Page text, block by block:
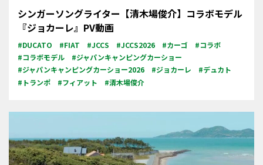
シンガーソングライター【清木場俊介】コラボモデル
『ジョカーレ』PV動画
#DUCATO #FIAT #JCCS #JCCS2026 #カーゴ
#コラボ
#コラボモデル
#ジャパンキャンピングカーショー
#ジャパンキャンピングカーショー2026
#ジョカーレ
#デュカト
#トランポ
#フィアット #清木場俊介